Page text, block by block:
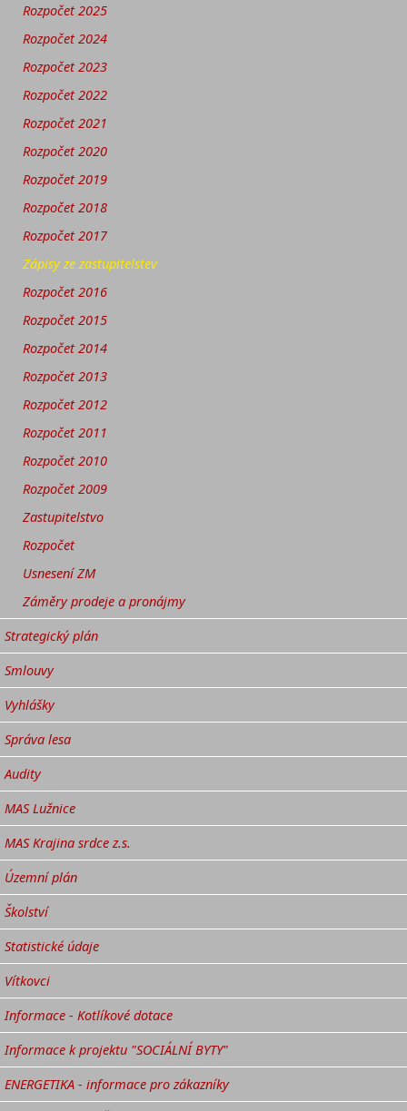
Rozpočet 2025
Rozpočet 2024
Rozpočet 2023
Rozpočet 2022
Rozpočet 2021
Rozpočet 2020
Rozpočet 2019
Rozpočet 2018
Rozpočet 2017
Zápisy ze zastupitelstev
Rozpočet 2016
Rozpočet 2015
Rozpočet 2014
Rozpočet 2013
Rozpočet 2012
Rozpočet 2011
Rozpočet 2010
Rozpočet 2009
Zastupitelstvo
Rozpočet
Usnesení ZM
Záměry prodeje a pronájmy
Strategický plán
Smlouvy
Vyhlášky
Správa lesa
Audity
MAS Lužnice
MAS Krajina srdce z.s.
Územní plán
Školství
Statistické údaje
Vítkovci
Informace - Kotlíkové dotace
Informace k projektu "SOCIÁLNÍ BYTY"
ENERGETIKA - informace pro zákazníky